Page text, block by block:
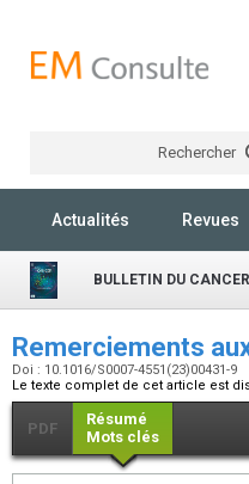
Rechercher
Actualités Revues
BULLETIN DU CANCER
Remerciements
Doi : 10.1016/S0007-4551(23)00431-9
Le texte complet de cet article est
PDF
Résumé
Mots clés